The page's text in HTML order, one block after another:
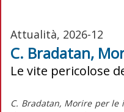
Attualità, 2026-12
C. Bradatan,
Le vite pericolose
C. Bradatan, Morire per le